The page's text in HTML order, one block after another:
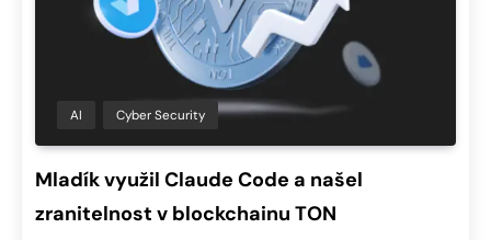
AI Cyber Security
Mladík využil Claude Code a našel
zranitelnost v blockchainu TON